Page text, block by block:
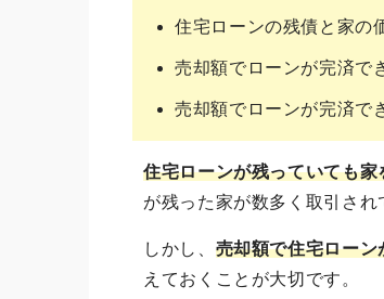
住宅ローンの残債と家の
売却額でローンが完済で
売却額でローンが完済で
住宅ローンが残っていても
が残った家が数多く取引され
しかし、 売却額で住宅ロー
えておくことが大切です。